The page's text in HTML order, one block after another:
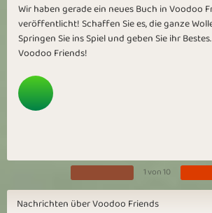
Wir haben gerade ein neues Buch in Voodoo
veröffentlicht! Schaffen Sie es, die ganze
Springen Sie ins Spiel und geben Sie ihr
Voodoo Friends!
1 von 10
Nachrichten über Voodoo Friends